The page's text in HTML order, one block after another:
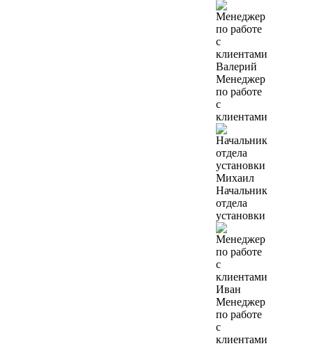
Валерий
Менеджер
по работе
с
клиентами
Михаил
Начальник
отдела
установки
Иван
Менеджер
по работе
с
клиентами